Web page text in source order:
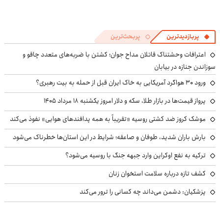
پربازدیدترین پربحث‌ترین
اعترافات وحشتناک قاتلان مداح جوان؛ کشتن با ضربه‌های متعدد چاقو و
سوزاندن جنازه در بیابان
ورود ۳۰ هواگرد آمریکایی به خاک ایران قبل از حمله به بیت رهبری؟
پرواز قیمت‌ها در بازار طلا، سکه و دلار امروز یکشنبه ۱۸ مرداد ۱۴۰۵
موشک کروز ضد کشتی روسیه «تقریباً به همه پدافندهای هوایی» نفوذ می‌کند
بارش باران شدید، طوفان و صاعقه؛ شرایط در این استان‌ها خطرناک می‌شود
ترکیه به نفع اوکراین وارد جبهه جنگ با روسیه می‌شود؟
کشف تازه درباره سلامت استخوان زنان
پزشکیان: دشمن می‌داند چه کسانی را ترور می‌کند